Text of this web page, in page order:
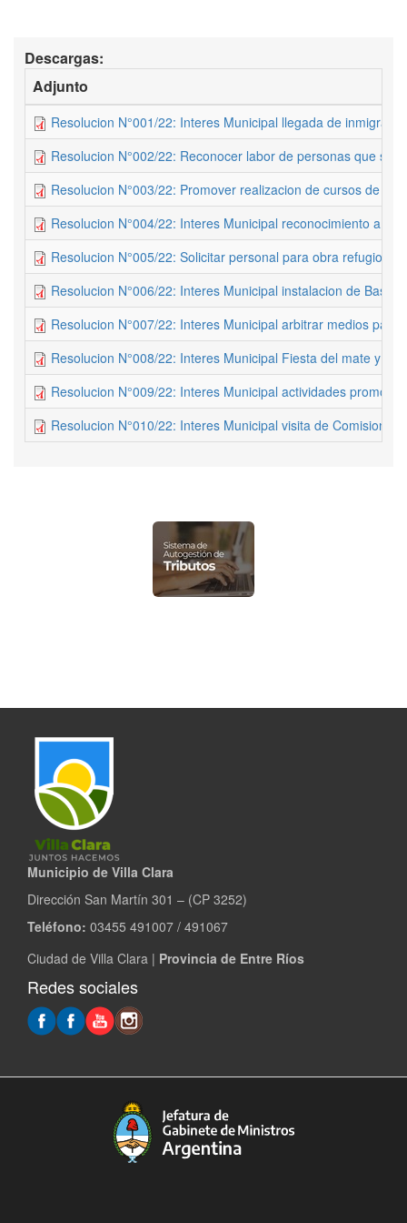
Descargas:
Adjunto
Resolucion N°001/22: Interes Municipal llegada de
Resolucion N°002/22: Reconocer labor de personas que se
Resolucion N°003/22: Promover realizacion de cursos de
Resolucion N°004/22: Interes Municipal reconocimiento a
Resolucion N°005/22: Solicitar personal para obra refugio de
Resolucion N°006/22: Interes Municipal instalacion de Base
Resolucion N°007/22: Interes Municipal arbitrar medios
Resolucion N°008/22: Interes Municipal Fiesta del mate y la
Resolucion N°009/22: Interes Municipal actividades
Resolucion N°010/22: Interes Municipal visita de Comision
Municipio de Villa Clara
Dirección San Martín 301 – (CP 3252)
Teléfono: 03455 491007 / 491067
Ciudad de Villa Clara | Provincia de Entre Ríos
Redes sociales